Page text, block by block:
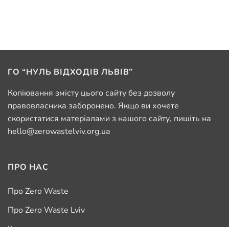
ГО “НУЛЬ ВІДХОДІВ ЛЬВІВ”
Копіювання змісту цього сайту без дозволу
правовласника заборонено. Якщо ви хочете
скористатися матеріалами з нашого сайту, пишіть на
hello@zerowastelviv.org.ua
ПРО НАС
Про Zero Waste
Про Zero Waste Lviv